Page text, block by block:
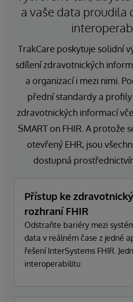
a vaše data proudila
TrakCare poskytuje solidní
sdílení zdravotnických
a organizací i mezi nimi.
přední standardy a
zdravotnických informací
SMART on FHIR. A protože
otevřený EHR, jsou
dostupná
Přístup ke
rozhraní FHIR
Odstraňte bariéry mezi
data v reálném čase z jedné
řešení InterSystems FHIR.
interoperabilitu.